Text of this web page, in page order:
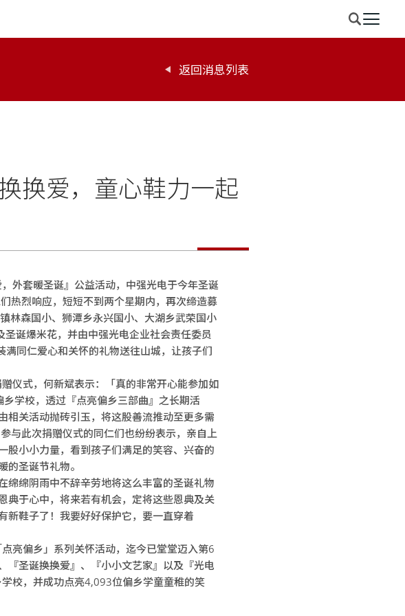
返回消息列表
换爱，童心鞋力一起
外套暖圣诞』公益活动，中强光电于今年圣诞
热烈响应，短短不到两个星期内，再次缔造募
林森国小、狮潭乡永兴国小、大湖乡武荣国小
诞爆米花，并由中强光电企业社会责任委员
同仁爱心和关怀的礼物送往山城，让孩子们
仪式，何新斌表示：「真的非常开心能参加如
学校，透过『点亮偏乡三部曲』之长期活
相关活动抛砖引玉，将这股善流推动至更多需
与此次捐赠仪式的同仁们也纷纷表示，亲自上
股小小力量，看到孩子们满足的笑容、兴奋的
圣诞节礼物。
绵绵阴雨中不辞辛劳地将这么丰富的圣诞礼物
典于心中，将来若有机会，定将这些恩典及关
新鞋子了！我要好好保护它，要一直穿着
亮偏乡」系列关怀活动，迄今已堂堂迈入第6
『圣诞换换爱』、『小小文艺家』以及『光电
校，并成功点亮4,093位偏乡学童童稚的笑